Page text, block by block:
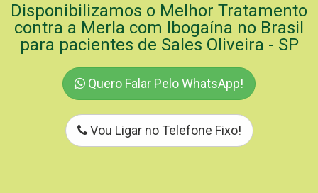
Disponibilizamos o Melhor Tratamento
contra a Merla com Ibogaína no Brasil
para pacientes de Sales Oliveira - SP
Quero Falar Pelo WhatsApp!
Vou Ligar no Telefone Fixo!